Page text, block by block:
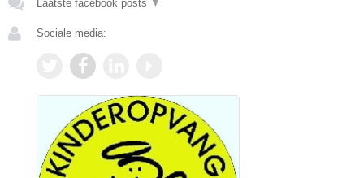
Laatste facebook posts ▼
Sociale media: